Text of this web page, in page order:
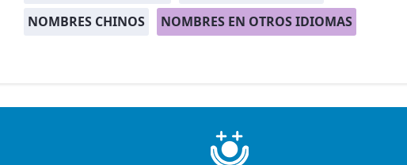
NOMBRES CHINOS
NOMBRES EN OTROS IDIOMAS